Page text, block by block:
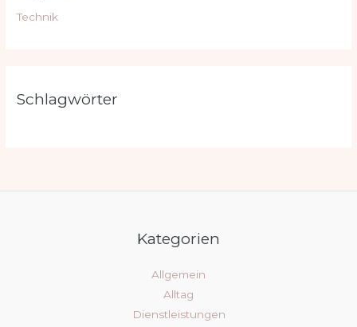
Technik
Schlagwörter
Kategorien
Allgemein
Alltag
Dienstleistungen